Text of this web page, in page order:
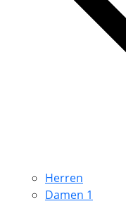
Herren
Damen 1